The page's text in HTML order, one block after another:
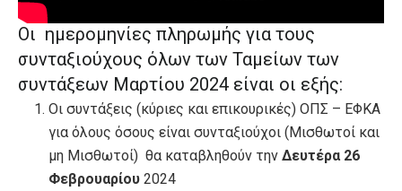
Οι ημερομηνίες πληρωμής για τους
συνταξιούχους όλων των Ταμείων των
συντάξεων Μαρτίου 2024 είναι οι εξής:
Οι συντάξεις (κύριες και επικουρικές) ΟΠΣ – ΕΦΚΑ
για όλους όσους είναι συνταξιούχοι (Μισθωτοί και
μη Μισθωτοί) θα καταβληθούν την Δευτέρα 26
Φεβρουαρίου 2024